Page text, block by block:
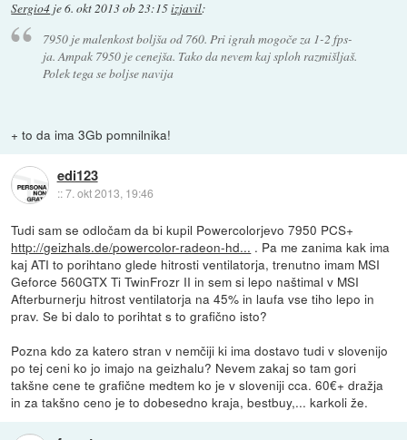
Sergio4 je6. okt 2013 ob 23:15izjavil:
7950 je malenkost boljša od 760. Pri igrah mogoče za 1-2 fps-
ja. Ampak 7950 je cenejša. Tako da nevem kaj sploh razmišljaš.
Polek tega se boljse navija
+ to da ima 3Gb pomnilnika!
edi123
::7. okt 2013, 19:46
Tudi sam se odločam da bi kupil Powercolorjevo 7950 PCS+
http://geizhals.de/powercolor-radeon-hd... . Pa me zanima kak ima
kaj ATI to porihtano glede hitrosti ventilatorja, trenutno imam MSI
Geforce 560GTX Ti TwinFrozr II in sem si lepo naštimal v MSI
Afterburnerju hitrost ventilatorja na 45% in laufa vse tiho lepo in
prav. Se bi dalo to porihtat s to grafično isto?
Pozna kdo za katero stran v nemčiji ki ima dostavo tudi v slovenijo
po tej ceni ko jo imajo na geizhalu? Nevem zakaj so tam gori
takšne cene te grafične medtem ko je v sloveniji cca. 60€+ dražja
in za takšno ceno je to dobesedno kraja, bestbuy,... karkoli že.